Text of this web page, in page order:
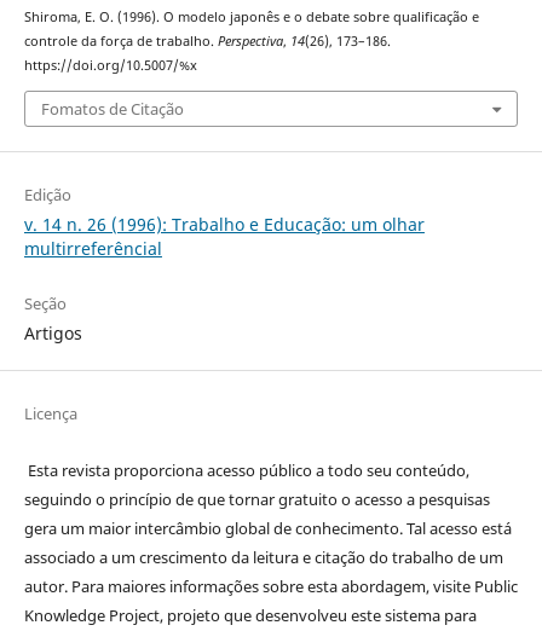
Shiroma, E. O. (1996). O modelo japonês e o debate sobre qualificação e
controle da força de trabalho. Perspectiva, 14(26), 173–186.
https://doi.org/10.5007/%x
Fomatos de Citação
Edição
v. 14 n. 26 (1996): Trabalho e Educação: um olhar
multirreferêncial
Seção
Artigos
Licença
Esta revista proporciona acesso público a todo seu conteúdo,
seguindo o princípio de que tornar gratuito o acesso a pesquisas
gera um maior intercâmbio global de conhecimento. Tal acesso está
associado a um crescimento da leitura e citação do trabalho de um
autor. Para maiores informações sobre esta abordagem, visite Public
Knowledge Project, projeto que desenvolveu este sistema para